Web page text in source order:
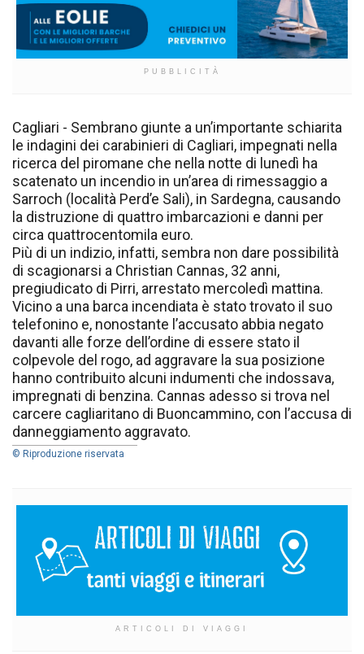
PUBBLICITÀ
Cagliari - Sembrano giunte a un’importante schiarita
le indagini dei carabinieri di Cagliari, impegnati nella
ricerca del piromane che nella notte di lunedì ha
scatenato un incendio in un’area di rimessaggio a
Sarroch (località Perd’e Sali), in Sardegna, causando
la distruzione di quattro imbarcazioni e danni per
circa quattrocentomila euro.
Più di un indizio, infatti, sembra non dare possibilità
di scagionarsi a Christian Cannas, 32 anni,
pregiudicato di Pirri, arrestato mercoledì mattina.
Vicino a una barca incendiata è stato trovato il suo
telefonino e, nonostante l’accusato abbia negato
davanti alle forze dell’ordine di essere stato il
colpevole del rogo, ad aggravare la sua posizione
hanno contribuito alcuni indumenti che indossava,
impregnati di benzina. Cannas adesso si trova nel
carcere cagliaritano di Buoncammino, con l’accusa di
danneggiamento aggravato.
© Riproduzione riservata
ARTICOLI DI VIAGGI